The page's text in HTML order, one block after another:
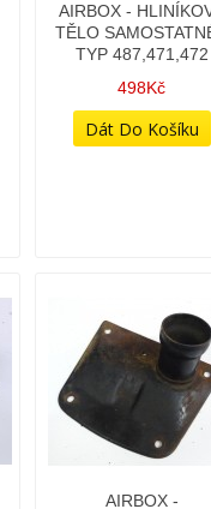
AIRBOX -
TĚLO
TYP 487,471,472
498Kč
AIRBOX -